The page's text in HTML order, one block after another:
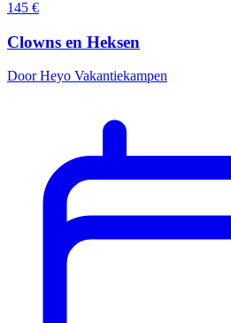
145 €
Clowns en Heksen
Door Heyo Vakantiekampen